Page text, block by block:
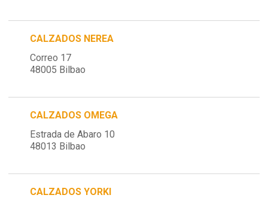
CALZADOS NEREA
Correo 17
48005 Bilbao
CALZADOS OMEGA
Estrada de Abaro 10
48013 Bilbao
CALZADOS YORKI